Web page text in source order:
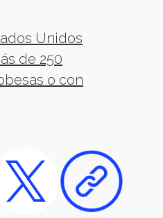
Unidos
de 250
o con